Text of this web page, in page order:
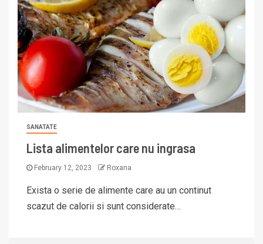
SANATATE
Lista alimentelor care nu ingrasa
February 12, 2023 Roxana
Exista o serie de alimente care au un continut
scazut de calorii si sunt considerate…